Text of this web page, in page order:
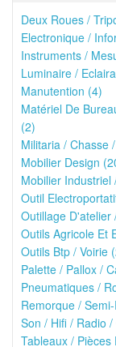
Deux Roues /
Electronique /
Instruments /
Luminaire /
Manutention (4)
Matériel De
(2)
Militaria / Chasse
Mobilier Design
Mobilier Industriel
Outil
Outillage D'atelier
Outils Agricole Et
Outils Btp / Voirie
Palette / Pallox /
Pneumatiques /
Remorque /
Son / Hifi / Radio
Tableaux /